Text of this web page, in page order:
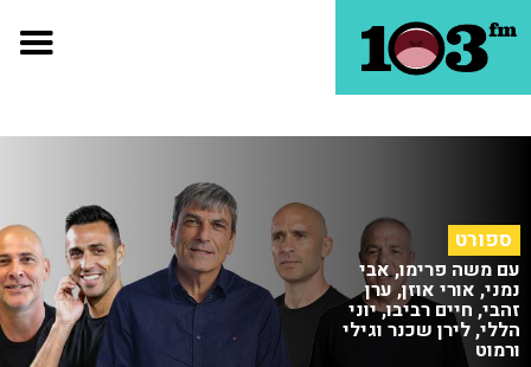
ספורט
עם משה פרימו, אבי
נמני, אורי אוזן, ערן
זהבי, חיים רביבו, יוני
הללי, לירן שכנר וגילי
ורמוט